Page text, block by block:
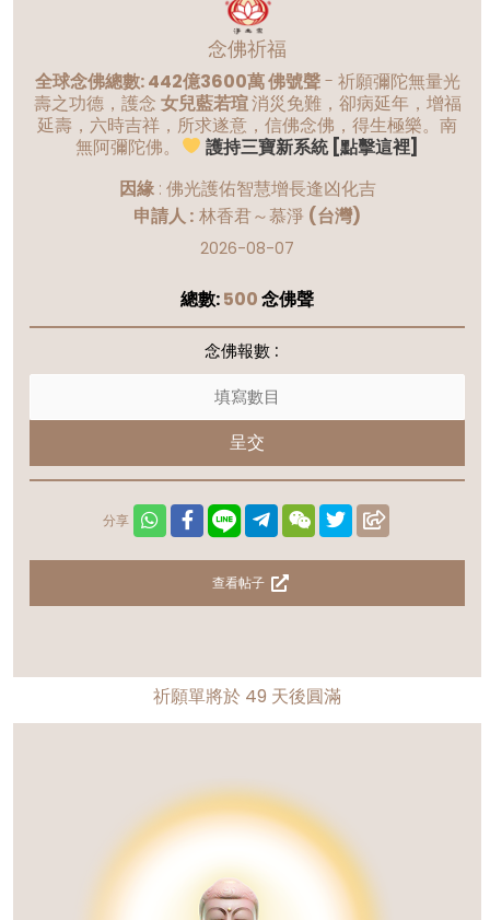
念佛祈福
全球念佛總數: 442億3600萬 佛號聲- 祈願彌陀無量光
壽之功德，護念 女兒藍若瑄消災免難，卻病延年，增福
延壽，六時吉祥，所求遂意，信佛念佛，得生極樂。南
無阿彌陀佛。
護持三寶新系統 [點擊這裡]
因緣: 佛光護佑智慧增長逢凶化吉
申請人 : 林香君～慕淨 (台灣)
2026-08-07
總數:500念佛聲
分享
查看帖子
念佛報數 :
呈交
祈願單將於 49 天後圓滿